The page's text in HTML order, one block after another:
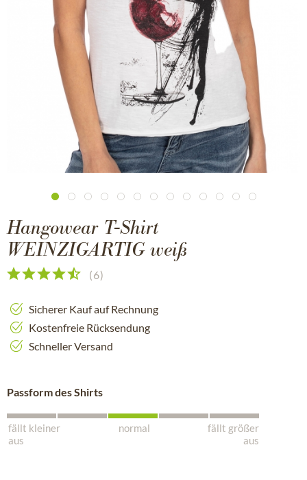
Hangowear T-Shirt
WEINZIGARTIG weiß
(6)
Sicherer Kauf auf Rechnung
Kostenfreie Rücksendung
Schneller Versand
Passform des Shirts
fällt kleiner
aus
normal
fällt größer
aus